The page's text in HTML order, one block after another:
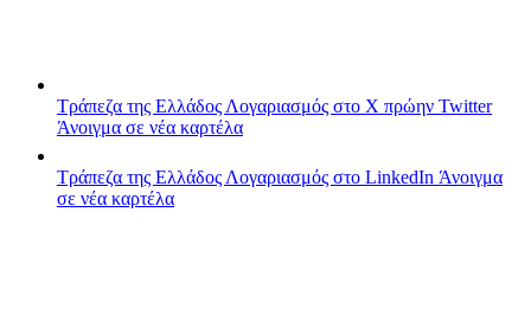
Τράπεζα της Ελλάδος Λογαριασμός στο X πρώην Twitter
Άνοιγμα σε νέα καρτέλα
Τράπεζα της Ελλάδος Λογαριασμός στο LinkedIn Άνοιγμα
σε νέα καρτέλα